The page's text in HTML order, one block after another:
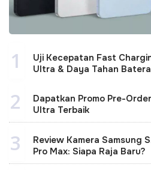
1
Uji Kecepatan Fast
Ultra & Daya Tahan
2
Dapatkan Promo Pre-
Ultra Terbaik
3
Review Kamera Samsung
Pro Max: Siapa Raja Baru?